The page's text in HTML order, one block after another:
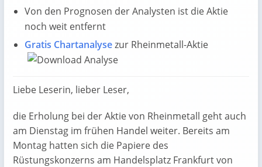
Von den Prognosen der Analysten ist die Aktie
noch weit entfernt
Gratis Chartanalysezur Rheinmetall-Aktie
Liebe Leserin, lieber Leser,
die Erholung bei der Aktie von Rheinmetall geht auch
am Dienstag im frühen Handel weiter. Bereits am
Montag hatten sich die Papiere des
Rüstungskonzerns am Handelsplatz Frankfurt von